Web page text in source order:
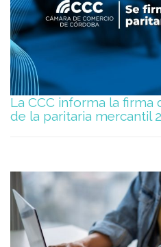
La CCC informa la firma
de la paritaria mercantil